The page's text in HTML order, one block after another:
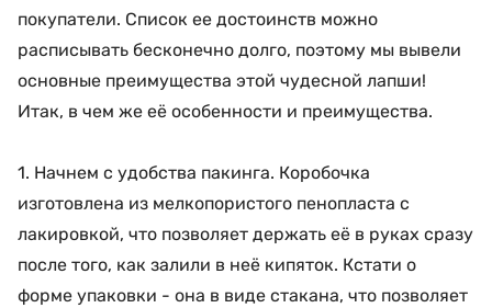
покупатели. Список ее достоинств можно
расписывать бесконечно долго, поэтому мы вывели
основные преимущества этой чудесной лапши!
Итак, в чем же её особенности и преимущества.
1. Начнем с удобства пакинга. Коробочка
изготовлена из мелкопористого пенопласта с
лакировкой, что позволяет держать её в руках сразу
после того, как залили в неё кипяток. Кстати о
форме упаковки - она в виде стакана, что позволяет